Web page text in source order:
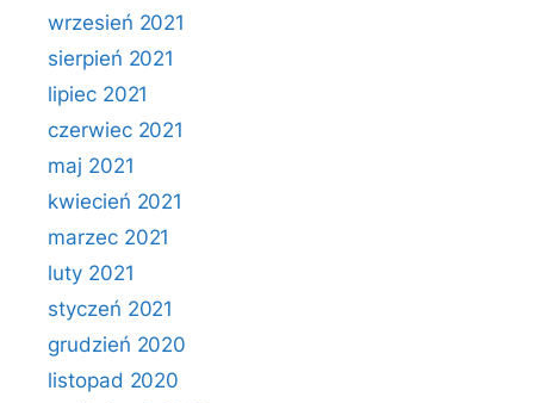
wrzesień 2021
sierpień 2021
lipiec 2021
czerwiec 2021
maj 2021
kwiecień 2021
marzec 2021
luty 2021
styczeń 2021
grudzień 2020
listopad 2020